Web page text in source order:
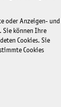
oder Anzeigen- und
. Sie können Ihre
Cookies. Sie
Cookies